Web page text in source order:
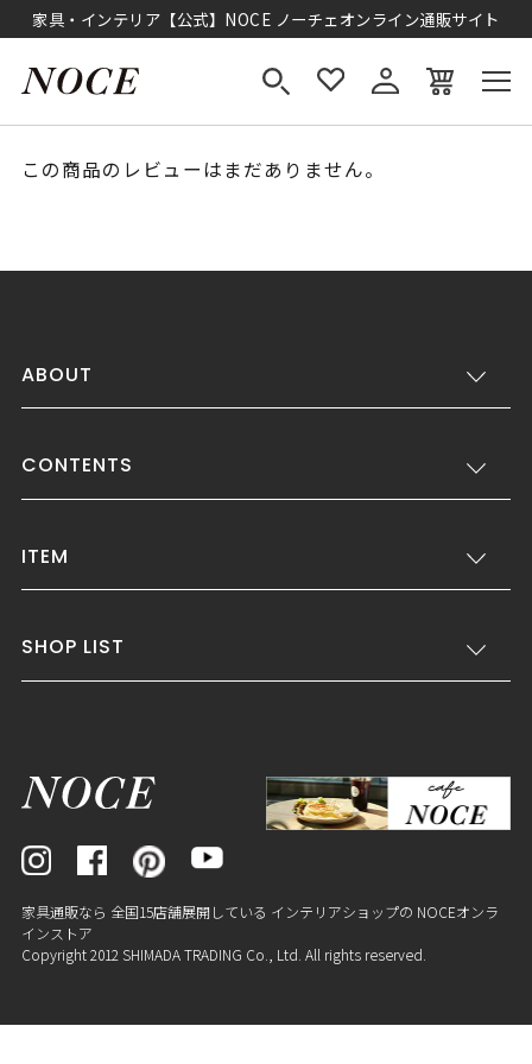
家具・インテリア【公式】NOCE ノーチェオンライン通販サイト
この商品のレビューはまだありません。
ABOUT
CONTENTS
ITEM
SHOP LIST
家具通販なら 全国15店舗展開している インテリアショップの NOCEオンラ
インストア
Copyright 2012 SHIMADA TRADING Co., Ltd. All rights reserved.